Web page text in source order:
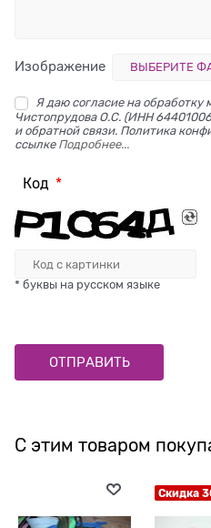
Изображение ВЫБЕРИТЕ
Я даю согласие на
Чистопрудова О.С. (ИНН
и обратной связи. Политика
ссылке Подробнее...
Код
* буквы на русском языке
С этим товаром
Скидка